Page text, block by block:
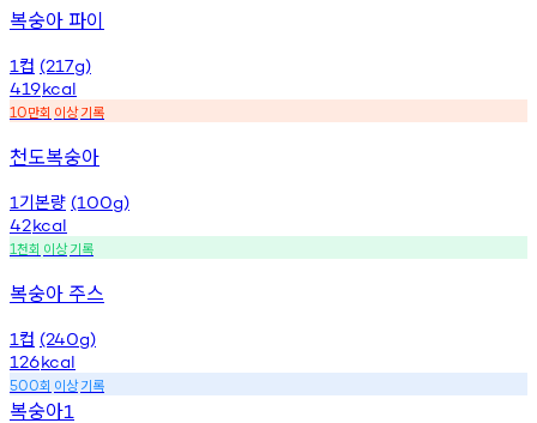
복숭아 파이
1 컵 (217g)
419kcal
10만회 이상기록
천도복숭아
1 기본량 (100g)
42kcal
1천회 이상기록
복숭아 주스
1 컵 (240g)
126kcal
500회 이상기록
복숭아1